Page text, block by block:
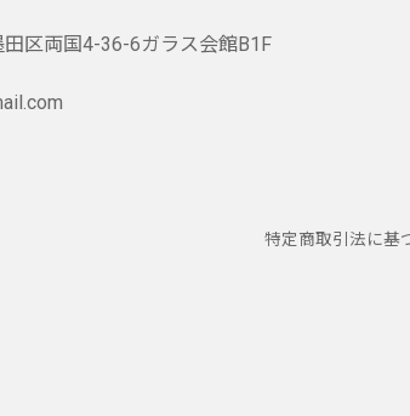
区両国4-36-6ガラス会館B1F
特定商取引法に基